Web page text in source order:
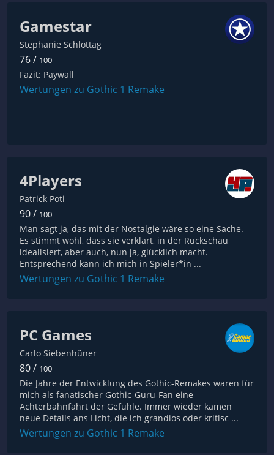
Gamestar
Stephanie Schlottag
76 / 100
Fazit: Paywall
Wertungen zu Gothic 1 Remake
4Players
Patrick Poti
90 / 100
Man sagt ja, das mit der Nostalgie wäre so eine Sache.
Es stimmt wohl, dass sie verklärt, in der Rückschau
idealisiert, aber auch, nun ja, glücklich macht.
Entsprechend kann ich mich in Spieler*in ...
Wertungen zu Gothic 1 Remake
PC Games
Carlo Siebenhüner
80 / 100
Die Jahre der Entwicklung des Gothic-Remakes waren für
mich als fanatischer Gothic-Guru-Fan eine
Achterbahnfahrt der Gefühle. Immer wieder kamen
neue Details ans Licht, die ich grandios oder kritisc ...
Wertungen zu Gothic 1 Remake